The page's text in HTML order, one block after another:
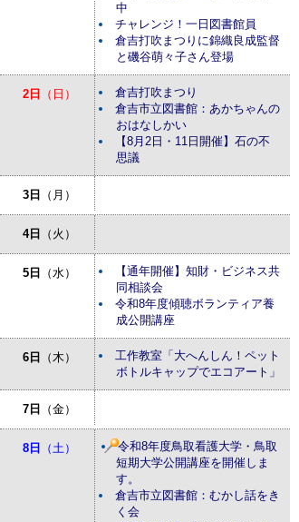
中
チャレンジ！一日図書館員
倉吉打吹まつりに錦織良成監督
と磯谷萌々子さん登場
2日 （日）
倉吉打吹まつり
倉吉市立図書館：あかちゃんの
おはなしかい
【8月2日・11日開催】石の不
思議
3日 （月）
4日 （火）
5日 （水）
【通年開催】知財・ビジネス共
同相談会
令和8年度傾聴ボランティア養
成公開講座
6日 （木）
工作教室「大へんしん！ペット
ボトルキャップでエコアート」
7日 （金）
8日 （土）
令和8年度鳥取看護大学・鳥取
短期大学公開講座を開催しま
す。
倉吉市立図書館：むかし話をき
く会